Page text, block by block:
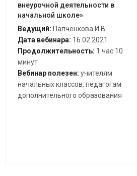
внеурочной деятельности в
начальной школе»
Ведущий: Папченкова И.В.
Дата вебинара: 16.02.2021
Продолжительность: 1 час 10
минут
Вебинар полезен: учителям
начальных классов, педагогам
дополнительного образования